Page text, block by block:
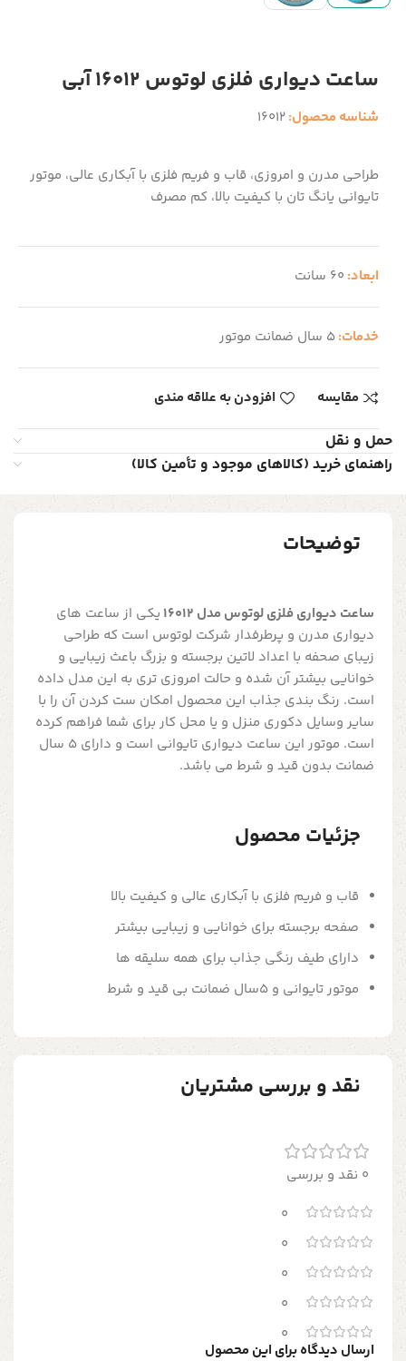
ساعت دیواری فلزی لوتوس 16012 آبی
شناسه محصول:16012
طراحی مدرن و امروزی، قاب و فریم فلزی با آبکاری عالی، موتور
تایوانی یانگ تان با کیفیت بالا، کم مصرف
ابعاد: 60 سانت
خدمات:5 سال ضمانت موتور
مقایسه افزودن به علاقه مندی
حمل و نقل
راهنمای خرید (کالاهای موجود و تأمین کالا)
توضیحات
ساعت دیواری فلزی لوتوس مدل 16012
یکی از ساعت های
دیواری مدرن و پرطرفدار شرکت لوتوس است که طراحی
زیبای صحفه با اعداد لاتین برجسته و بزرگ باعث زیبایی و
خوانایی بیشتر آن شده و حالت امروزی تری به این مدل داده
است. رنگ بندی جذاب این محصول امکان ست کردن آن را با
سایر وسایل دکوری منزل و یا محل کار برای شما فراهم کرده
است. موتور این ساعت دیواری تایوانی است و دارای 5 سال
ضمانت بدون قید و شرط می باشد.
جزئیات محصول
قاب و فریم فلزی با آبکاری عالی و کیفیت بالا
صفحه برجسته برای خوانایی و زیبایی بیشتر
دارای طیف رنگی جذاب برای همه سلیقه ها
موتور تایوانی و 5سال ضمانت بی قید و شرط
نقد و بررسی مشتریان
0 نقد و بررسی
0
0
0
0
0
ارسال دیدگاه برای این محصول